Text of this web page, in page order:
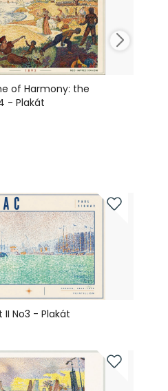
of Harmony: the
- Plakát
II No3 - Plakát